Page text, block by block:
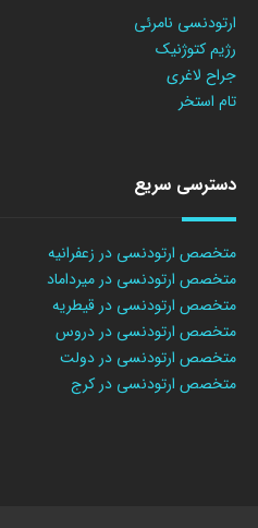
ارتودنسی نامرئی
رژیم کتوژنیک
جراح لاغری
تام استخر
دسترسی سریع
متخصص ارتودنسی در زعفرانیه
متخصص ارتودنسی در میرداماد
متخصص ارتودنسی در قیطریه
متخصص ارتودنسی در دروس
متخصص ارتودنسی در دولت
متخصص ارتودنسی در کرج